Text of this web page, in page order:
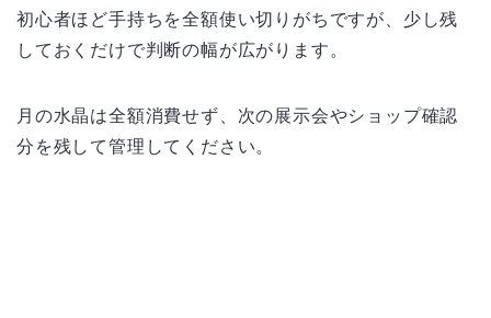
初心者ほど手持ちを全額使い切りがちですが、少し残
しておくだけで判断の幅が広がります。
月の水晶は全額消費せず、次の展示会やショップ確認
分を残して管理してください。